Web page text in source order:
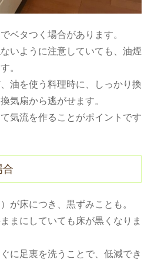
ベタつく場合があります。
いように注意していても、油煙
。
油を使う料理時に、しっかり換
気扇から逃がせます。
気流を作ることがポイントです
合
が床につき、黒ずみことも。
まにしていても床が黒くなりま
に足裏を洗うことで、低減でき